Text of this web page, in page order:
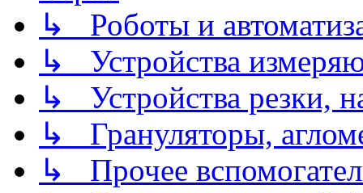
↳ Роботы и
↳ Устройства
↳ Устройства резки,
↳ Грануляторы,
↳ Прочее